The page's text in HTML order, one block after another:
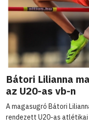
Bátori Lilianna
az U20-as vb-n
A magasugró Bátori
rendezett U20-as atlétikai